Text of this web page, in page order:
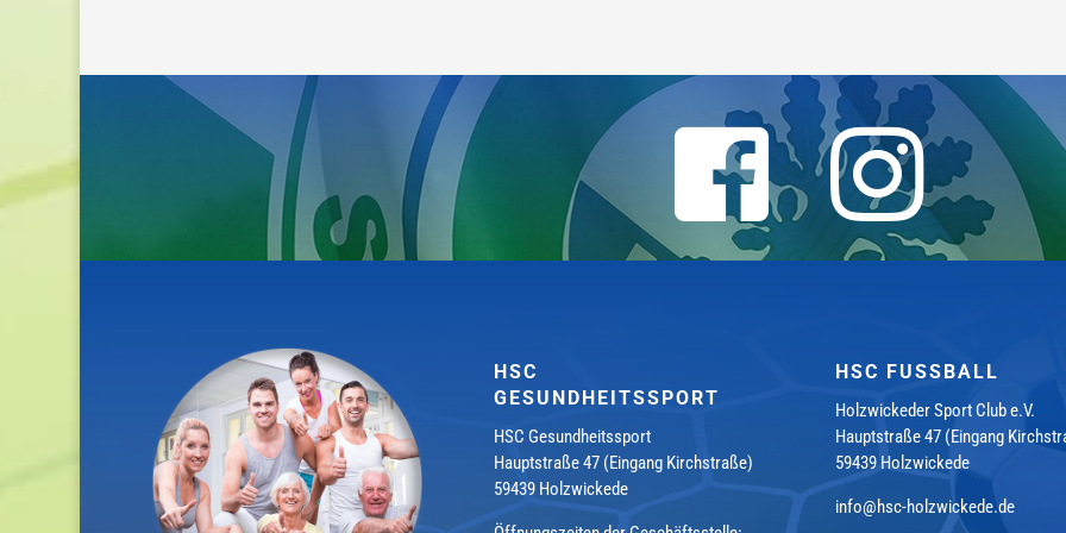
HSC
GESUNDHEITSSPORT
HSC Gesundheitssport
Hauptstraße 47 (Eingang Kirchstraße)
59439 Holzwickede
HSC FUSSBALL
Holzwickeder Sport Club e.V.
Hauptstraße 47 (Eingang
59439 Holzwickede
info@hsc-holzwickede.de